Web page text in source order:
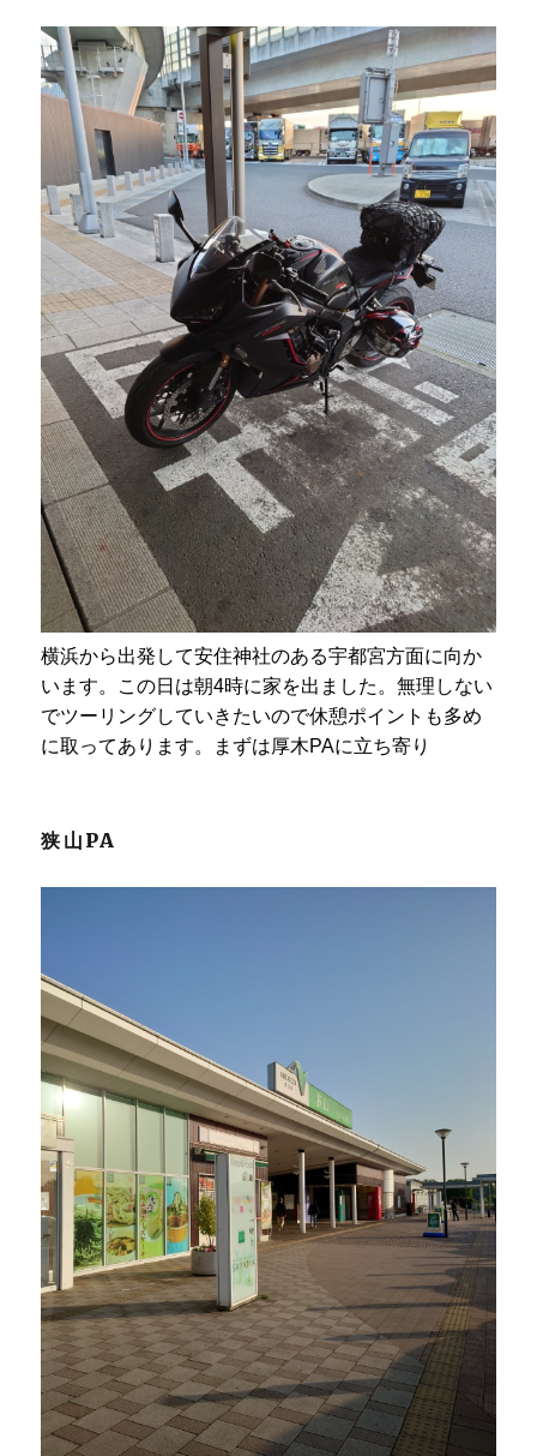
横浜から出発して安住神社のある宇都宮方面に向か
います。この日は朝4時に家を出ました。無理しない
でツーリングしていきたいので休憩ポイントも多め
に取ってあります。まずは厚木PAに立ち寄り
狭山PA